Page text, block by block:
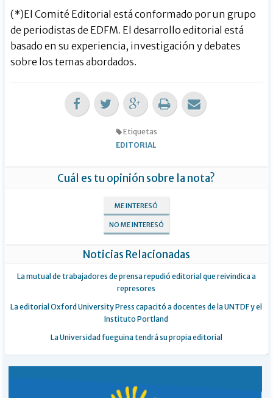
(*)El Comité Editorial está conformado por un grupo
de periodistas de EDFM. El desarrollo editorial está
basado en su experiencia, investigación y debates
sobre los temas abordados.
Etiquetas
EDITORIAL
Cuál es tu opinión sobre la nota?
ME INTERESÓ
NO ME INTERESÓ
Noticias Relacionadas
La mutual de trabajadores de prensa repudió editorial que reivindica a
represores
La editorial Oxford University Press capacitó a docentes de la UNTDF y el
Instituto Portland
La Universidad fueguina tendrá su propia editorial